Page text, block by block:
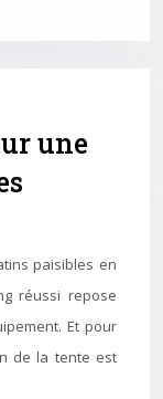
une
paisibles en
réussi repose
Et pour
de la tente est